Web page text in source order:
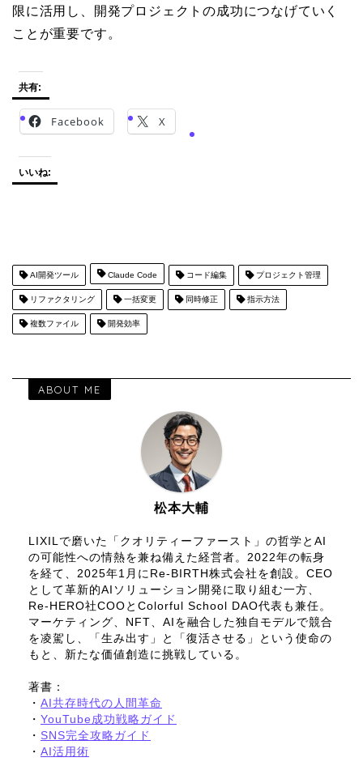
限に活用し、開発プロジェクトの成功につなげていく
ことが重要です。
共有:
Facebook X
いいね:
AI開発ツール Claude Code コード編集 プロジェクト管理
リファクタリング 一括変更 同時修正 指示方法
複数ファイル 開発効率
ABOUT ME
松本大輔
LIXILで磨いた「クオリティーファースト」の哲学とAI
の可能性への情熱を兼ね備えた経営者。2022年の転身
を経て、2025年1月にRe-BIRTH株式会社を創設。CEO
として革新的AIソリューション開発に取り組む一方、
Re-HERO社COOとColorful School DAO代表も兼任。
マーケティング、NFT、AIを融合した独自モデルで競合
を凌駕し、「生み出す」と「復活させる」という使命の
もと、新たな価値創造に挑戦している。
著書：
・ AI共存時代の人間革命
・ YouTube成功戦略ガイド
・ SNS完全攻略ガイド
・ AI活用術